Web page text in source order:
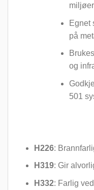
Egnet
på
og
501
H226:
H319: Gir
H332: Farlig